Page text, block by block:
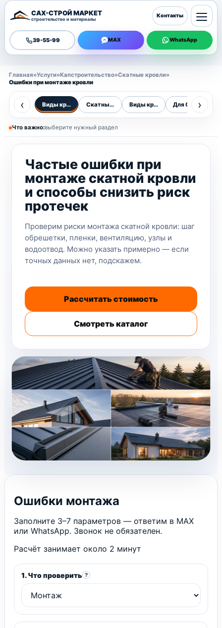
САХ-СТРОЙ МАРКЕТ
строительство и материалы
39-55-99 MAX WhatsApp
Контакты
Главная»Услуги»Капстроительство»Скатные кровли»
Ошибки при монтаже кровли
‹ Виды кровель Скатные кровлиВиды кровель Для Сахалина
›
Что важно:выберите нужный раздел
Частые ошибки при
монтаже скатной кровли
и способы снизить риск
протечек
Проверим риски монтажа скатной кровли: шаг
обрешетки, пленки, вентиляцию, узлы и
водоотвод. Можно указать примерно — если
точных данных нет, подскажем.
Рассчитать стоимость
Смотреть каталог
Ошибки монтажа
Заполните 3–7 параметров — ответим в MAX
или WhatsApp. Звонок не обязателен.
Расчёт занимает около 2 минут
1. Что проверить ?